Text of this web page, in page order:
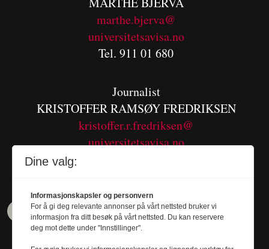
marthe.bjerva@
universitetsavisa.no
Tel. 911 01 680
Journalist
KRISTOFFER RAMSØY FREDRIKSEN
kristoffer.r.fredriksen@
universitetsavisa.no
Dine valg:
Informasjonskapsler og personvern
For å gi deg relevante annonser på vårt nettsted bruker vi
informasjon fra ditt besøk på vårt nettsted. Du kan reservere
deg mot dette under "Innstillinger".